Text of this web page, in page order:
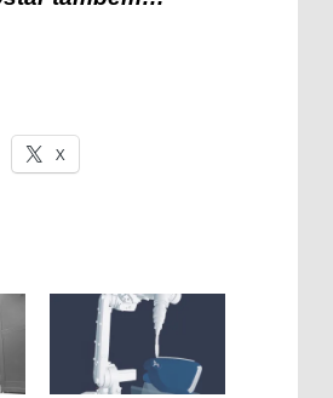
X